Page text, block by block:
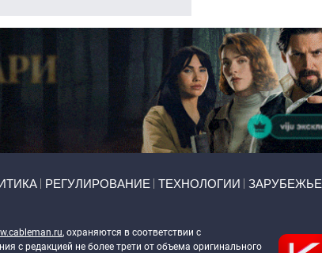
РЕГУЛИРОВАНИЕ ТЕХНОЛОГИИ ЗАРУБЕЖЬЕ
, охраняются в соответствии с
с редакцией не более трети от объема оригинального